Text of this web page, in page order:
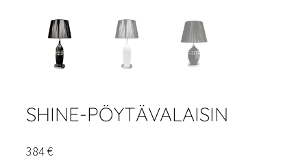
SHINE-PÖYTÄVALAISIN
384€